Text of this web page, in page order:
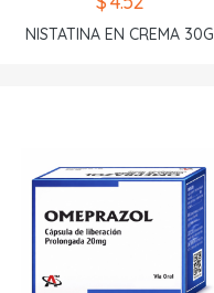
NISTATINA EN CREMA 30G